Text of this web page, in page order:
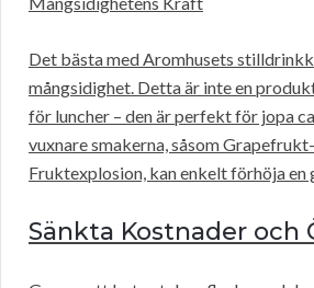
Det bästa med Aromhusets
mångsidighet. Detta är inte en
för luncher – den är perfekt för jopa
vuxnare smakerna, såsom
Fruktexplosion, kan enkelt förhöja en
Sänkta Kostnader och